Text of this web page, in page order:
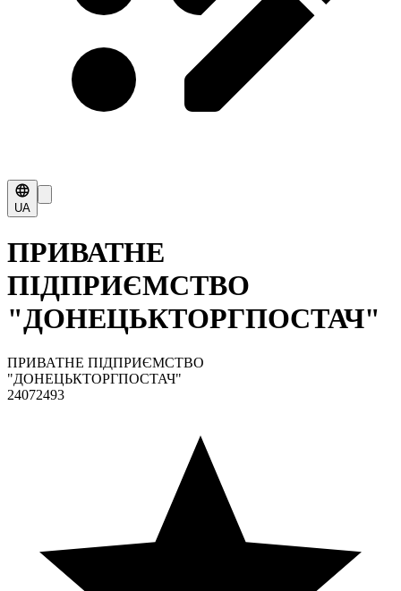
UA
ПРИВАТНЕ
ПІДПРИЄМСТВО
"ДОНЕЦЬКТОРГПОСТАЧ"
ПРИВАТНЕ ПІДПРИЄМСТВО
"ДОНЕЦЬКТОРГПОСТАЧ"
24072493